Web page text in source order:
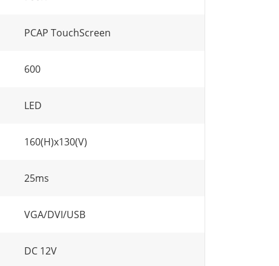
PCAP TouchScreen
600
LED
160(H)x130(V)
25ms
VGA/DVI/USB
DC 12V